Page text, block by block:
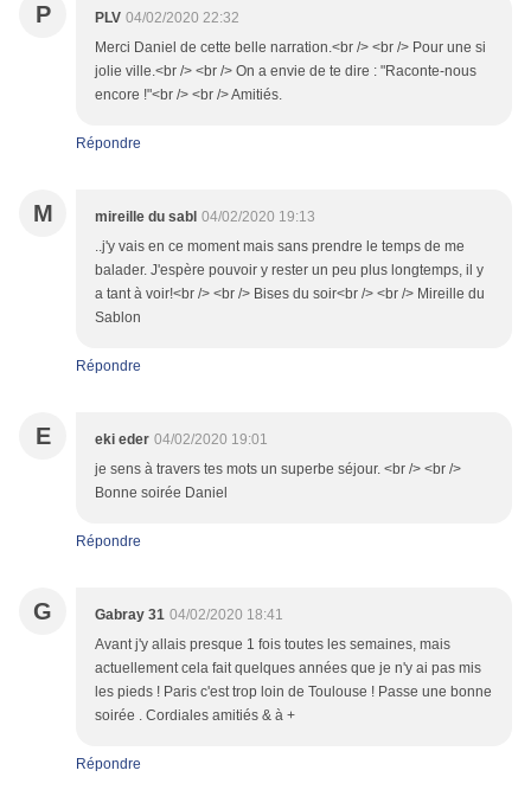
P PLV 04/02/2020 22:32
Merci Daniel de cette belle narration.<br /> <br /> Pour une si
jolie ville.<br /> <br /> On a envie de te dire : "Raconte-nous
encore !"<br /> <br /> Amitiés.
Répondre
M mireille du sabl 04/02/2020 19:13
..j'y vais en ce moment mais sans prendre le temps de me
balader. J'espère pouvoir y rester un peu plus longtemps, il y
a tant à voir!<br /> <br /> Bises du soir<br /> <br /> Mireille du
Sablon
Répondre
E eki eder 04/02/2020 19:01
je sens à travers tes mots un superbe séjour. <br /> <br />
Bonne soirée Daniel
Répondre
G Gabray 31 04/02/2020 18:41
Avant j'y allais presque 1 fois toutes les semaines, mais
actuellement cela fait quelques années que je n'y ai pas mis
les pieds ! Paris c'est trop loin de Toulouse ! Passe une bonne
soirée . Cordiales amitiés & à +
Répondre